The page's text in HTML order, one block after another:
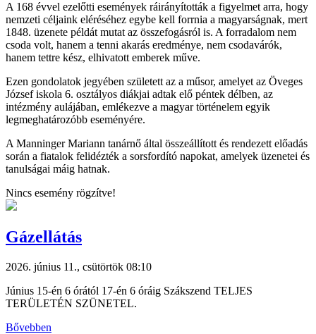
A 168 évvel ezelőtti események ráirányították a figyelmet arra, hogy
nemzeti céljaink eléréséhez egybe kell forrnia a magyarságnak, mert
1848. üzenete példát mutat az összefogásról is. A forradalom nem
csoda volt, hanem a tenni akarás eredménye, nem csodavárók,
hanem tettre kész, elhivatott emberek műve.
Ezen gondolatok jegyében született az a műsor, amelyet az Öveges
József iskola 6. osztályos diákjai adtak elő péntek délben, az
intézmény aulájában, emlékezve a magyar történelem egyik
legmeghatározóbb eseményére.
A Manninger Mariann tanárnő által összeállított és rendezett előadás
során a fiatalok felidézték a sorsfordító napokat, amelyek üzenetei és
tanulságai máig hatnak.
Nincs esemény rögzítve!
Gázellátás
2026. június 11., csütörtök 08:10
Június 15-én 6 órától 17-én 6 óráig Szákszend TELJES
TERÜLETÉN SZÜNETEL.
Bővebben